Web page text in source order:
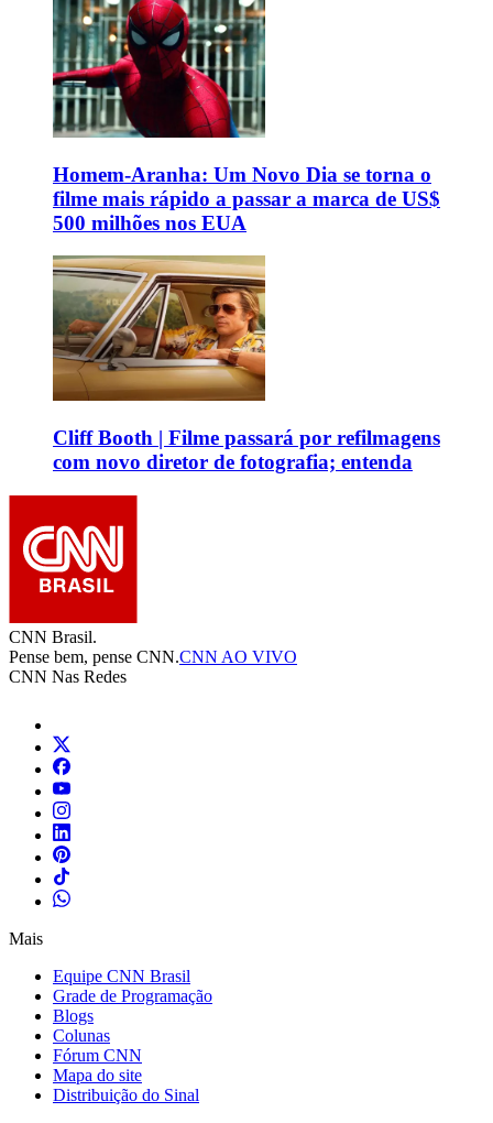
Homem-Aranha: Um Novo Dia se torna o
filme mais rápido a passar a marca de US$
500 milhões nos EUA
Cliff Booth | Filme passará por refilmagens
com novo diretor de fotografia; entenda
CNN Brasil.
Pense bem, pense CNN.CNN AO VIVO
CNN Nas Redes
Mais
Equipe CNN Brasil
Grade de Programação
Blogs
Colunas
Fórum CNN
Mapa do site
Distribuição do Sinal